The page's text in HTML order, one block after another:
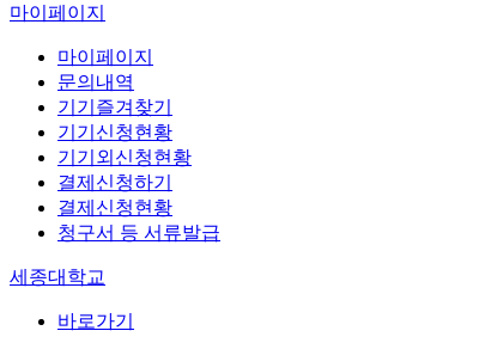
마이페이지
마이페이지
문의내역
기기즐겨찾기
기기신청현황
기기외신청현황
결제신청하기
결제신청현황
청구서 등 서류발급
세종대학교
바로가기